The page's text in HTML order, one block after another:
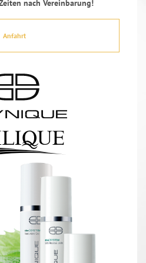
nach Vereinbarung!
Anfahrt